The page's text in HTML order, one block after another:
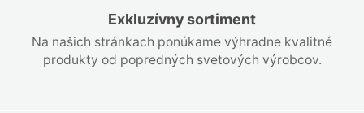
Exkluzívny sortiment
Na našich stránkach ponúkame výhradne kvalitné
produkty od popredných svetových výrobcov.